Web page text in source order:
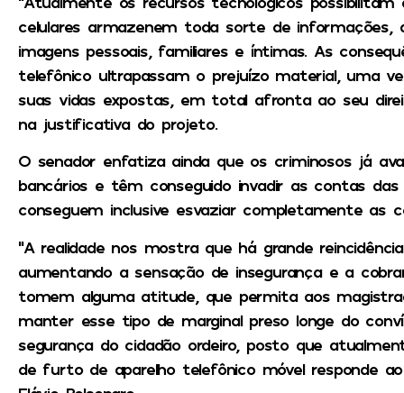
celulares armazenem toda sorte de informações,
imagens pessoais, familiares e íntimas. As
telefônico ultrapassam o prejuízo material, uma
suas vidas expostas, em total afronta ao seu
na justificativa do projeto.
O senador enfatiza ainda que os criminosos já
bancários e têm conseguido invadir as contas
conseguem inclusive esvaziar completamente as
“A realidade nos mostra que há grande
aumentando a sensação de insegurança e a
tomem alguma atitude, que permita aos
manter esse tipo de marginal preso longe do
segurança do cidadão ordeiro, posto que
de furto de aparelho telefônico móvel responde